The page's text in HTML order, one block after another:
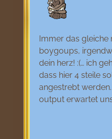
Immer das gleiche
boygoups,
dein herz! :(… ich
dass hier 4 steile
angestrebt
output erwartet